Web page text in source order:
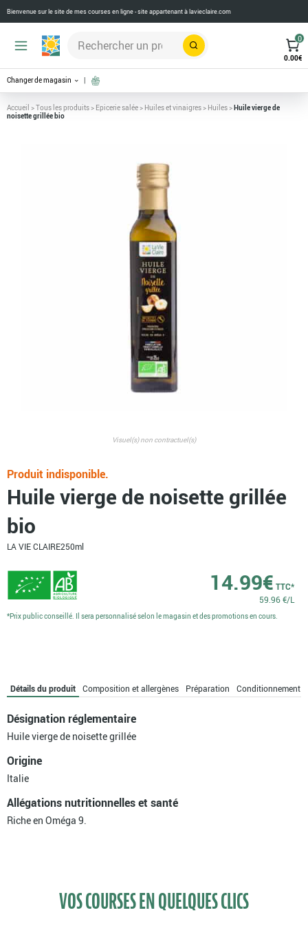
Bienvenue sur le site de mes courses en ligne - site appartenant àlavieclaire.com
Rechercher
0
0.00€
Changer de magasin
Accueil >Tous les produits> Epicerie salée> Huiles et vinaigres> Huiles>Huile vierge de
noisette grillée bio
Visuel(s) non contractuel(s)
Huile vierge de noisette grillée
bio
LA VIE CLAIRE250ml
14.99€ TTC*
59.96 €/L
Produit indisponible.
*Prix public conseillé. Il sera personnalisé selon le magasin et des promotions en cours.
Détails du produit Composition et allergènes Préparation Conditionnement
Désignation réglementaire
Huile vierge de noisette grillée
Origine
Italie
Allégations nutritionnelles et santé
Riche en Oméga 9.
VOS COURSES EN QUELQUES CLICS